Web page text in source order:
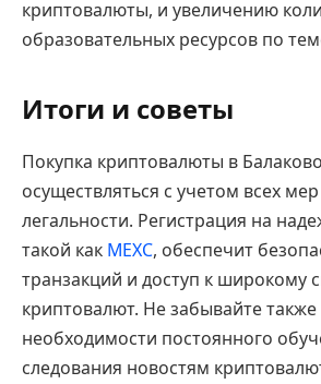
криптовалюты, и увеличению
образовательных ресурсов по
Итоги и советы
Покупка криптовалюты в
осуществляться с учетом всех
легальности. Регистрация на
такой как MEXC, обеспечит
транзакций и доступ к широкому
криптовалют. Не забывайте также
необходимости постоянного
следования новостям